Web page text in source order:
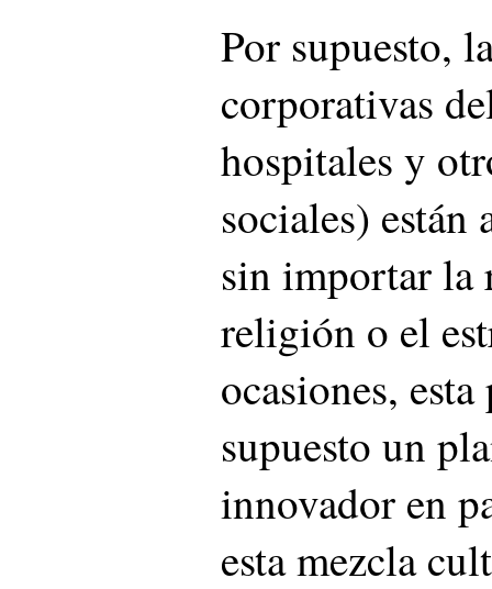
Por supuesto,
corporativas
hospitales y
sociales) están
sin importar la
religión o el
ocasiones,
supuesto un
innovador en
esta mezcla